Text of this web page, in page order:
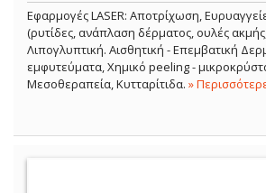
Εφαρμογές LASER: Αποτρίχωση,
(ρυτίδες, ανάπλαση δέρματος, ουλές
Λιπογλυπτική. Αισθητική - Επεμβατική
εμφυτεύματα, Χημικό peeling -
Μεσοθεραπεία, Κυτταρίτιδα. »